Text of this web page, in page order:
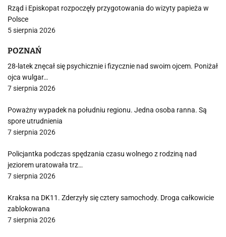
Rząd i Episkopat rozpoczęły przygotowania do wizyty papieża w
Polsce
5 sierpnia 2026
POZNAŃ
28-latek znęcał się psychicznie i fizycznie nad swoim ojcem. Poniżał
ojca wulgar…
7 sierpnia 2026
Poważny wypadek na południu regionu. Jedna osoba ranna. Są
spore utrudnienia
7 sierpnia 2026
Policjantka podczas spędzania czasu wolnego z rodziną nad
jeziorem uratowała trz…
7 sierpnia 2026
Kraksa na DK11. Zderzyły się cztery samochody. Droga całkowicie
zablokowana
7 sierpnia 2026